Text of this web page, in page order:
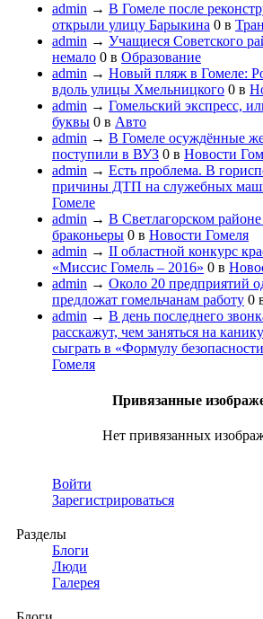
admin → В Гомеле после
открыли улицу Барыкина 0 в
admin → Учащиеся Советского
немало 0 в Образование
admin → Новый пляж в Гомеле:
вдоль улицы Хмельниц­кого 0 в
admin → Гомельский экспресс,
буквы 0 в Авто
admin → В Гомеле осуждённые
поступили в ВУЗ 0 в Новости
admin → Есть проблема. В
причины ДТП на служебных
Гомеле
admin → В Светлагорском
браконьеры 0 в Новости Гомеля
admin → II областной конкурс
«Миссис Гомель – 2016» 0 в
admin → Около 20 предприятий
предложат гомельчанам работу 0
admin → В день последнего
расскажут, чем заняться на
сыграть в «Формулу
Гомеля
Привязанные
Нет привязанных
Войти
Зарегистрироваться
Разделы
Блоги
Люди
Галерея